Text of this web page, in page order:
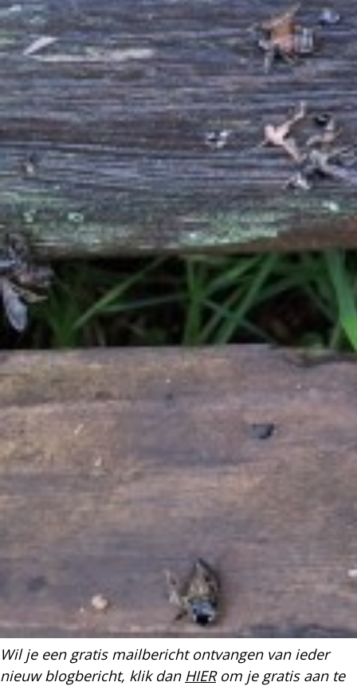
Wil je een gratis mailbericht ontvangen van ieder
nieuw blogbericht, klik dan HIERom je gratis aan te